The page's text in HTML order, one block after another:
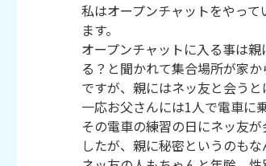
私はオープンチャットをやっ
ます。
オープンチャットに入る事は
る？と聞かれて集合場所が家か
ですが、親にはネッ友と会うと
一応お父さんには1人で電車に
その電車の練習の日にネッ友
したが、親に秘密というのもな